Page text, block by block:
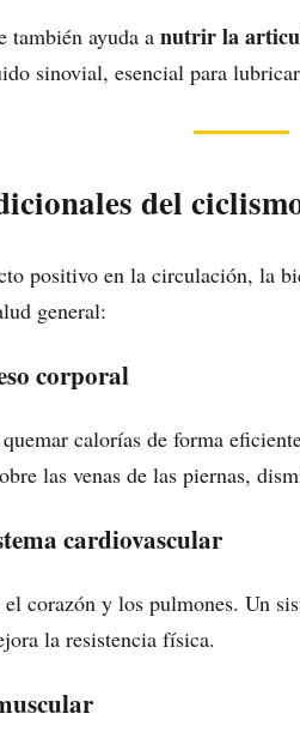
también ayuda a nutrir la
sinovial, esencial para
del
positivo en la circulación, la
general:
corporal
calorías de forma
las venas de las piernas,
cardiovascular
corazón y los pulmones. Un
la resistencia física.